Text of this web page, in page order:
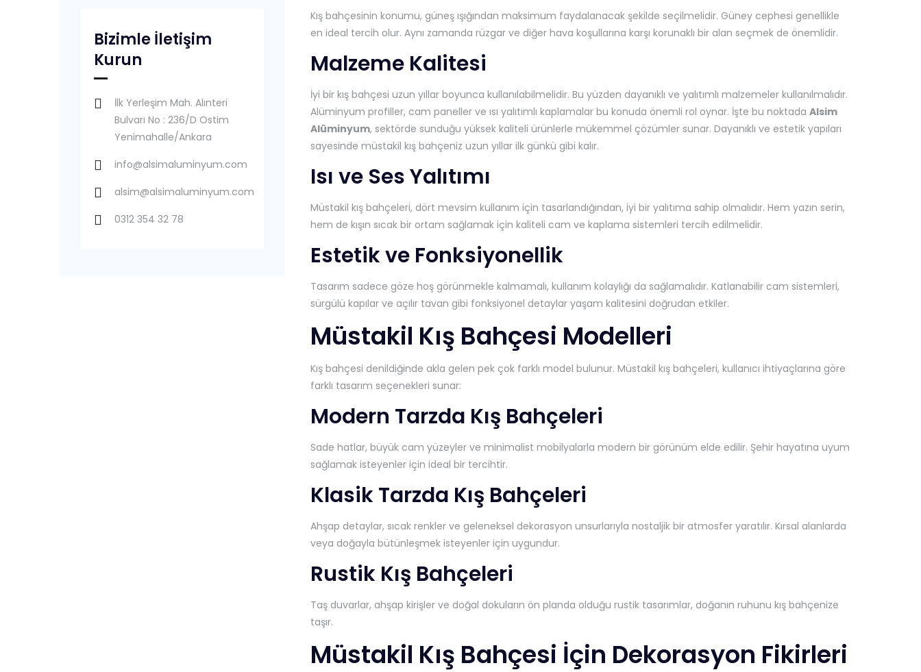
Kış bahçesinin konumu, güneş ışığından maksimum faydalanacak şekilde seçilmelidir. Güney cephesi genellikle
en ideal tercih olur. Aynı zamanda rüzgar ve diğer hava koşullarına karşı korunaklı bir alan seçmek de önemlidir.
Malzeme Kalitesi
İyi bir kış bahçesi uzun yıllar boyunca kullanılabilmelidir. Bu yüzden dayanıklı ve yalıtımlı malzemeler kullanılmalıdır.
Alüminyum profiller, cam paneller ve ısı yalıtımlı kaplamalar bu konuda önemli rol oynar. İşte bu noktada Alsim
Alüminyum, sektörde sunduğu yüksek kaliteli ürünlerle mükemmel çözümler sunar. Dayanıklı ve estetik yapıları
sayesinde müstakil kış bahçeniz uzun yıllar ilk günkü gibi kalır.
Isı ve Ses Yalıtımı
Müstakil kış bahçeleri, dört mevsim kullanım için tasarlandığından, iyi bir yalıtıma sahip olmalıdır. Hem yazın serin,
hem de kışın sıcak bir ortam sağlamak için kaliteli cam ve kaplama sistemleri tercih edilmelidir.
Estetik ve Fonksiyonellik
Tasarım sadece göze hoş görünmekle kalmamalı, kullanım kolaylığı da sağlamalıdır. Katlanabilir cam sistemleri,
sürgülü kapılar ve açılır tavan gibi fonksiyonel detaylar yaşam kalitesini doğrudan etkiler.
Müstakil Kış Bahçesi Modelleri
Kış bahçesi denildiğinde akla gelen pek çok farklı model bulunur. Müstakil kış bahçeleri, kullanıcı ihtiyaçlarına göre
farklı tasarım seçenekleri sunar:
Modern Tarzda Kış Bahçeleri
Sade hatlar, büyük cam yüzeyler ve minimalist mobilyalarla modern bir görünüm elde edilir. Şehir hayatına uyum
sağlamak isteyenler için ideal bir tercihtir.
Klasik Tarzda Kış Bahçeleri
Ahşap detaylar, sıcak renkler ve geleneksel dekorasyon unsurlarıyla nostaljik bir atmosfer yaratılır. Kırsal alanlarda
veya doğayla bütünleşmek isteyenler için uygundur.
Rustik Kış Bahçeleri
Taş duvarlar, ahşap kirişler ve doğal dokuların ön planda olduğu rustik tasarımlar, doğanın ruhunu kış bahçenize
taşır.
Müstakil Kış Bahçesi İçin Dekorasyon Fikirleri
Bizimle İletişim
Kurun
İlk Yerleşim Mah. Alınteri
Bulvarı No : 236/D Ostim
Yenimahalle/Ankara
info@alsimaluminyum.com
alsim@alsimaluminyum.com
0312 354 32 78